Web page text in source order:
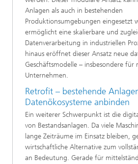
Anlagen als auch in bestehenden
Produktionsumgebungen eingesetzt
ermöglicht eine skalierbare und
Datenverarbeitung in industriellen
hinaus eröffnet dieser Ansatz neue
Geschäftsmodelle – insbesondere für
Unternehmen.
Retrofit – bestehende
Datenökosysteme anbinden
Ein weiterer Schwerpunkt ist die
von Bestandsanlagen. Da viele
lange Zeiträume im Einsatz bleiben,
wirtschaftliche Alternative zum
an Bedeutung. Gerade für